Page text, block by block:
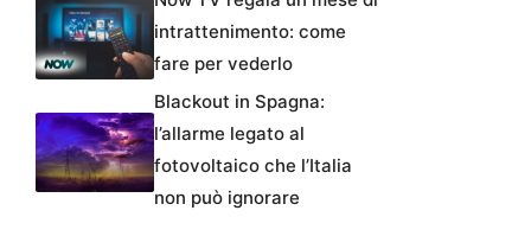
intrattenimento: come
fare per vederlo
Blackout in Spagna:
l’allarme legato al
fotovoltaico che l’Italia
non può ignorare